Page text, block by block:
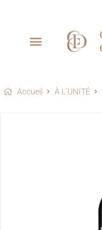
Accueil À L’UNITÉ